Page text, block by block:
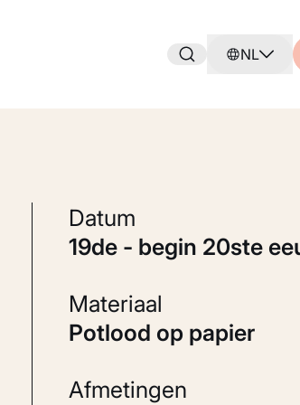
NL
Datum
19de - begin 20ste
Materiaal
Potlood op papier
Afmetingen